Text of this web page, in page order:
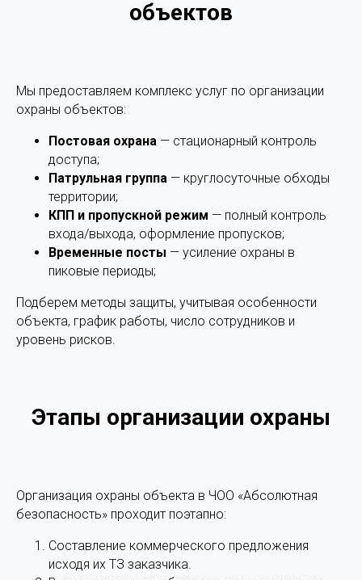
объектов
Мы предоставляем комплекс услуг по организации
охраны объектов:
Постовая охрана — стационарный контроль
доступа;
Патрульная группа — круглосуточные обходы
территории;
КПП и пропускной режим — полный контроль
входа/выхода, оформление пропусков;
Временные посты — усиление охраны в
пиковые периоды;
Подберем методы защиты, учитывая особенности
объекта, график работы, число сотрудников и
уровень рисков.
Этапы организации охраны
Организация охраны объекта в ЧОО «Абсолютная
безопасность» проходит поэтапно:
Составление коммерческого предложения
исходя их ТЗ заказчика.